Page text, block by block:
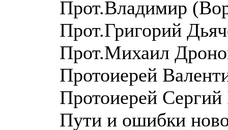
Прот.Владимир
Прот.Григорий
Прот.Михаил
Протоиерей
Протоиерей
Пути и ошибки